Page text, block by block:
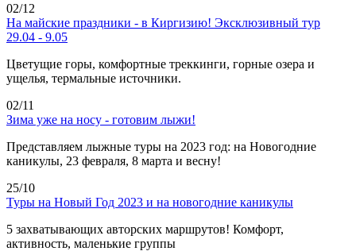
02/12
На майские праздники - в Киргизию! Эксклюзивный тур
29.04 - 9.05
Цветущие горы, комфортные треккинги, горные озера и
ущелья, термальные источники.
02/11
Зима уже на носу - готовим лыжи!
Представляем лыжные туры на 2023 год: на Новогодние
каникулы, 23 февраля, 8 марта и весну!
25/10
Туры на Новый Год 2023 и на новогодние каникулы
5 захватывающих авторских маршрутов! Комфорт,
активность, маленькие группы